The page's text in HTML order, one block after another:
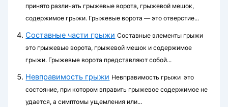
принято различать грыжевые ворота, грыжевой мешок,
содержимое грыжи. Грыжевые ворота — это отверстие...
Составные части грыжи Составные элементы грыжи
это грыжевые ворота, грыжевой мешок и содержимое
грыжи. Грыжевые ворота представляют собой...
Невправимость грыжи Невправимость грыжи это
состояние, при котором вправить грыжевое содержимое не
уда­ется, а симптомы ущемления или...